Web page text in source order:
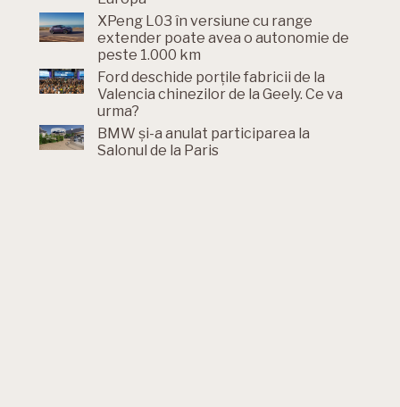
XPeng L03 în versiune cu range
extender poate avea o autonomie de
peste 1.000 km
Ford deschide porțile fabricii de la
Valencia chinezilor de la Geely. Ce va
urma?
BMW și-a anulat participarea la
Salonul de la Paris